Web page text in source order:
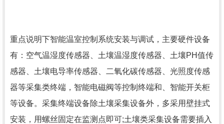
重点说明下智能温室控制系统安装与调试，主要硬件设备
有：空气温湿度传感器、土壤温湿度传感器、土壤PH值传
感器、土壤电导率传感器、二氧化碳传感器、光照度传感
器等采集类终端，智能电磁阀等控制终端和、智能开关柜
等设备。采集终端设备除土壤采集设备外，多采用壁挂式
安装，用螺丝固定在监测点即可;土壤类采集设备需要插入